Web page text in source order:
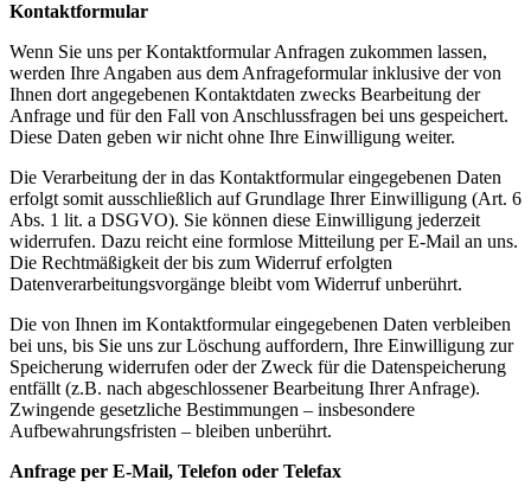
Kontaktformular
Wenn Sie uns per Kontaktformular Anfragen zukommen lassen,
werden Ihre Angaben aus dem Anfrageformular inklusive der von
Ihnen dort angegebenen Kontaktdaten zwecks Bearbeitung der
Anfrage und für den Fall von Anschlussfragen bei uns gespeichert.
Diese Daten geben wir nicht ohne Ihre Einwilligung weiter.
Die Verarbeitung der in das Kontaktformular eingegebenen Daten
erfolgt somit ausschließlich auf Grundlage Ihrer Einwilligung (Art. 6
Abs. 1 lit. a DSGVO). Sie können diese Einwilligung jederzeit
widerrufen. Dazu reicht eine formlose Mitteilung per E-Mail an uns.
Die Rechtmäßigkeit der bis zum Widerruf erfolgten
Datenverarbeitungsvorgänge bleibt vom Widerruf unberührt.
Die von Ihnen im Kontaktformular eingegebenen Daten verbleiben
bei uns, bis Sie uns zur Löschung auffordern, Ihre Einwilligung zur
Speicherung widerrufen oder der Zweck für die Datenspeicherung
entfällt (z.B. nach abgeschlossener Bearbeitung Ihrer Anfrage).
Zwingende gesetzliche Bestimmungen – insbesondere
Aufbewahrungsfristen – bleiben unberührt.
Anfrage per E-Mail, Telefon oder Telefax